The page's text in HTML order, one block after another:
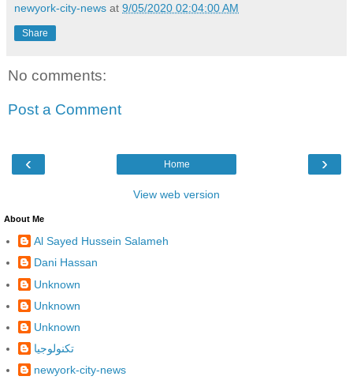
newyork-city-news at 9/05/2020 02:04:00 AM
Share
No comments:
Post a Comment
‹ ›
Home
View web version
About Me
Al Sayed Hussein Salameh
Dani Hassan
Unknown
Unknown
Unknown
تكنولوجيا
newyork-city-news